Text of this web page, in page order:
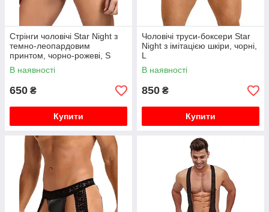
Стрінги чоловічі Star Night з
темно-леопардовим
принтом, чорно-рожеві, S
В наявності
650 ₴
Купити
Чоловічі труси-боксери Star
Night з імітацією шкіри, чорні,
L
В наявності
850 ₴
Купити